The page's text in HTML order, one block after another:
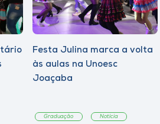
Festa Julina marca a volta
às aulas na Unoesc
Joaçaba
Graduação Notícia